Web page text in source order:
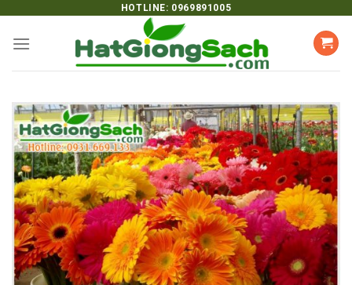
content
HOTLINE: 0969891005